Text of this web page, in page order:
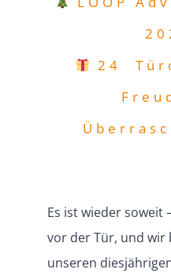
24
Es ist wieder soweit
vor der Tür, und wir
unseren